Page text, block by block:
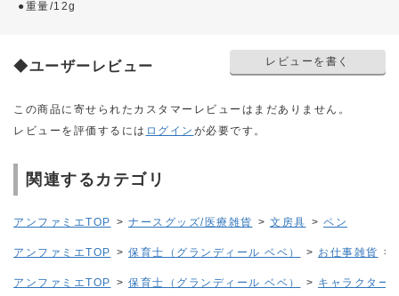
●重量/12g
◆ユーザーレビュー レビューを書く
この商品に寄せられたカスタマーレビューはまだありません。
レビューを評価するには ログイン が必要です。
関連するカテゴリ
アンファミエTOP > ナースグッズ/医療雑貨 > 文房具 > ペン
アンファミエTOP > 保育士（グランディール ベベ） > お仕事雑貨 >
アンファミエTOP > 保育士（グランディール ベベ） > キャラクター